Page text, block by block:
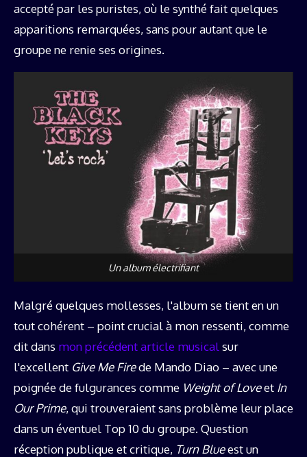
accepté par les puristes, où le synthé fait quelques
apparitions remarquées, sans pour autant que le
groupe ne renie ses origines.
Un album électrifiant
Malgré quelques mollesses, l'album se tient en un
tout cohérent – point crucial à mon ressenti, comme
dit dans mon précédent article musical sur
l'excellent Give Me Firede Mando Diao – avec une
poignée de fulgurances comme Weight of Loveet In
Our Prime, qui trouveraient sans problème leur place
dans un éventuel Top 10 du groupe. Question
réception publique et critique, Turn Blueest un